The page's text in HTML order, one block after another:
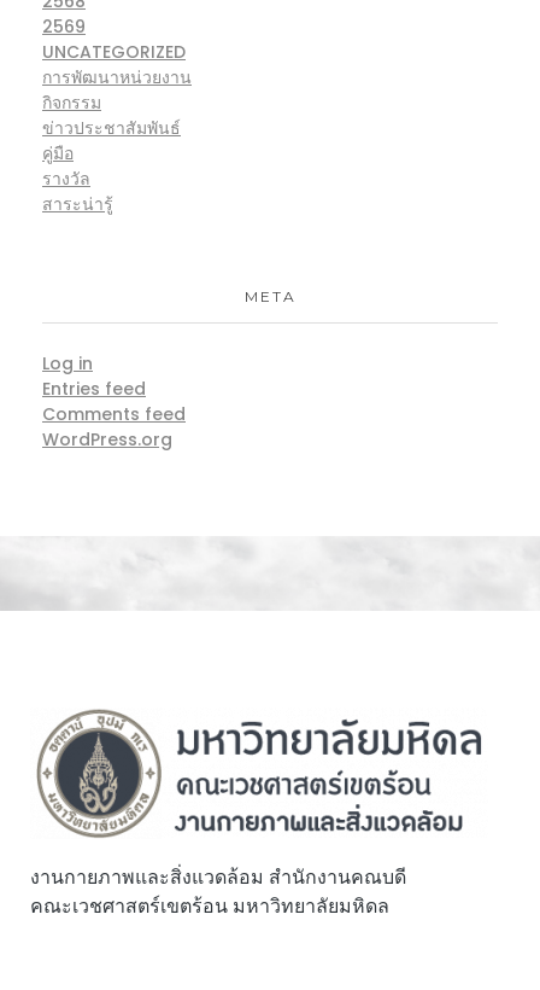
2569
UNCATEGORIZED
การพัฒนาหน่วยงาน
กิจกรรม
ข่าวประชาสัมพันธ์
คู่มือ
รางวัล
สาระน่ารู้
META
Log in
Entries feed
Comments feed
WordPress.org
งานกายภาพและสิ่งแวดล้อม สำนักงานคณบดี
คณะเวชศาสตร์เขตร้อน มหาวิทยาลัยมหิดล